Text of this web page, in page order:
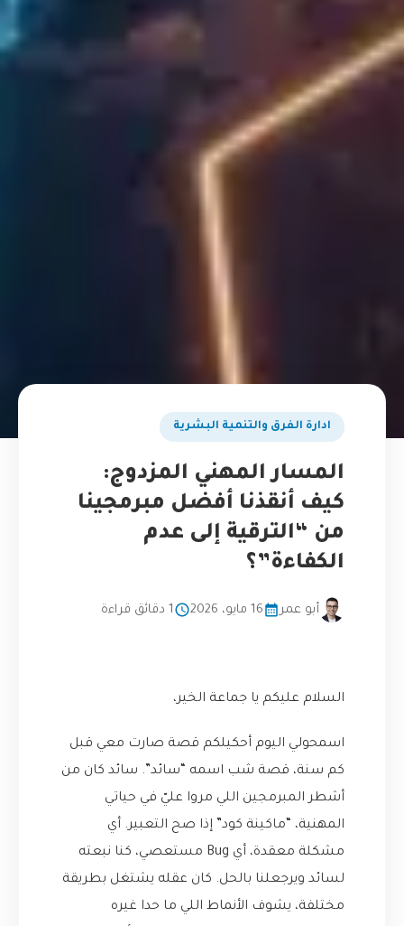
ادارة الفرق والتنمية البشرية
المسار المهني المزدوج:
كيف أنقذنا أفضل مبرمجينا
من “الترقية إلى عدم
الكفاءة”؟
أبو عمر 16 مايو، 2026 1 دقائق قراءة
السلام عليكم يا جماعة الخير،
اسمحولي اليوم أحكيلكم قصة صارت معي قبل
كم سنة، قصة شب اسمه “سائد”. سائد كان من
أشطر المبرمجين اللي مروا عليّ في حياتي
المهنية، “ماكينة كود” إذا صح التعبير. أي
مشكلة معقدة، أي Bug مستعصي، كنا نبعته
لسائد ويرجعلنا بالحل. كان عقله يشتغل بطريقة
مختلفة، يشوف الأنماط اللي ما حدا غيره